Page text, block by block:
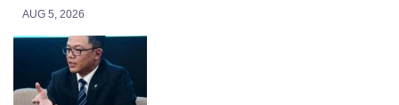
AUG 5, 2026